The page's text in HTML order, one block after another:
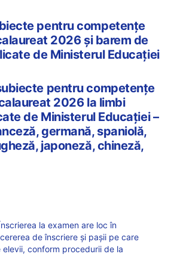
pentru competențe
2026 și barem de
de Ministerul Educației
pentru competențe
2026 la limbi
de Ministerul Educației –
germană, spaniolă,
japoneză, chineză,
la examen are loc în
de înscriere și pașii pe care
conform procedurii de la